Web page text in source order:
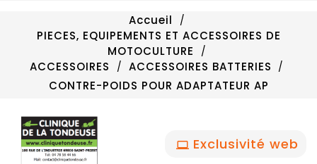
Accueil
PIECES, EQUIPEMENTS ET ACCESSOIRES DE
MOTOCULTURE
ACCESSOIRES
ACCESSOIRES BATTERIES
CONTRE-POIDS POUR ADAPTATEUR AP
Exclusivité web